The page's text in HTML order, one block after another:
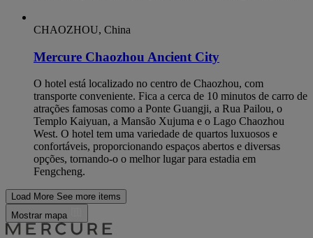
CHAOZHOU, China
Mercure Chaozhou Ancient City
O hotel está localizado no centro de Chaozhou, com
transporte conveniente. Fica a cerca de 10 minutos de carro de
atrações famosas como a Ponte Guangji, a Rua Pailou, o
Templo Kaiyuan, a Mansão Xujuma e o Lago Chaozhou
West. O hotel tem uma variedade de quartos luxuosos e
confortáveis, proporcionando espaços abertos e diversas
opções, tornando-o o melhor lugar para estadia em
Fengcheng.
Load More See more items
Mostrar mapa